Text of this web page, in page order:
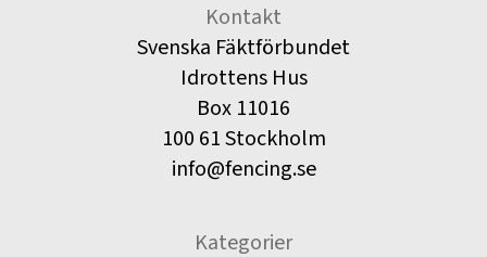
Kontakt
Svenska Fäktförbundet
Idrottens Hus
Box 11016
100 61 Stockholm
info@fencing.se
Kategorier